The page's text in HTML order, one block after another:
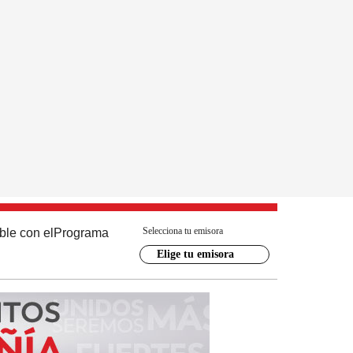
con el Programa Selecciona tu emisora
Elige tu emisora